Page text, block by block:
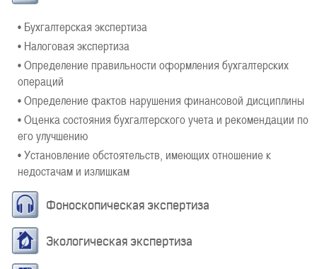
• Бухгалтерская экспертиза
• Налоговая экспертиза
• Определение правильности оформления бухгалтерских
операций
• Определение фактов нарушения финансовой дисциплины
• Оценка состояния бухгалтерского учета и рекомендации по
его улучшению
• Установление обстоятельств, имеющих отношение к
недостачам и излишкам
Фоноскопическая экспертиза
Экологическая экспертиза